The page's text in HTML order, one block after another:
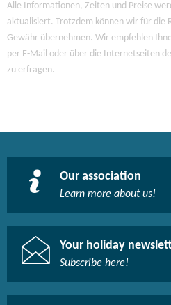
Alle Informationen, Zeiten und Preise
aktualisiert. Trotzdem können wir für die
Gewähr übernehmen. Wir empfehlen
per E-Mail oder über die Internetseiten
zu erfragen.
Our association
Learn more about us!​
Your holiday
Subscribe here!​